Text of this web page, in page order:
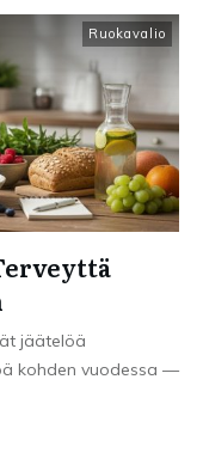
Ruokavalio
jäätelöä
kohden vuodessa —